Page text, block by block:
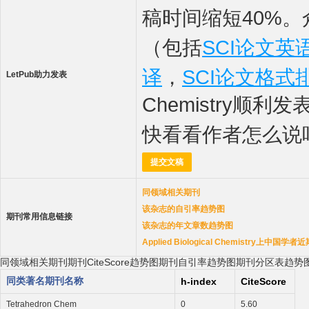
LetPub助力发表
稿时间缩短40%
（包括SCI论文英
译 ， SCI论文格式
Chemistry顺利发
快看看作者怎么说
提交文稿
期刊常用信息链接
同领域相关期刊
该杂志的自引率趋势图
该杂志的年文章数趋势图
Applied Biological Chemistry上中国学者近
同领域相关期刊 期刊CiteScore趋势图期刊自引率趋势图期刊分区表趋势
同类著名期刊名称
h-index CiteScore
Tetrahedron Chem 0 5.60